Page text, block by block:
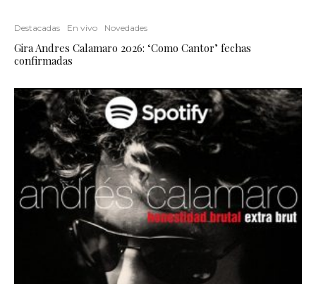
Destacadas En vivo Novedades
Gira Andres Calamaro 2026: ‘Como Cantor’ fechas
confirmadas